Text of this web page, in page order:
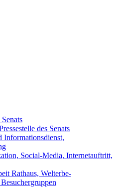
des Senats
Informationsdienst,
Social-Media, Internetauftritt,
Rathaus, Welterbe-